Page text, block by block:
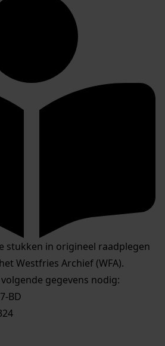
stukken in origineel raadplegen
Westfries Archief (WFA).
gegevens nodig:
BD